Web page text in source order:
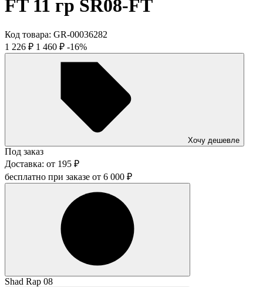
FT 11 гр SR08-FT
Код товара: GR-00036282
1 226 ₽ 1 460 ₽ -16%
Хочу дешевле
Под заказ
Доставка: от 195 ₽
бесплатно при заказе от 6 000 ₽
Shad Rap 08